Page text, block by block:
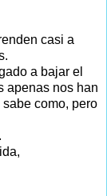
casi a
a bajar el
apenas nos han
como, pero